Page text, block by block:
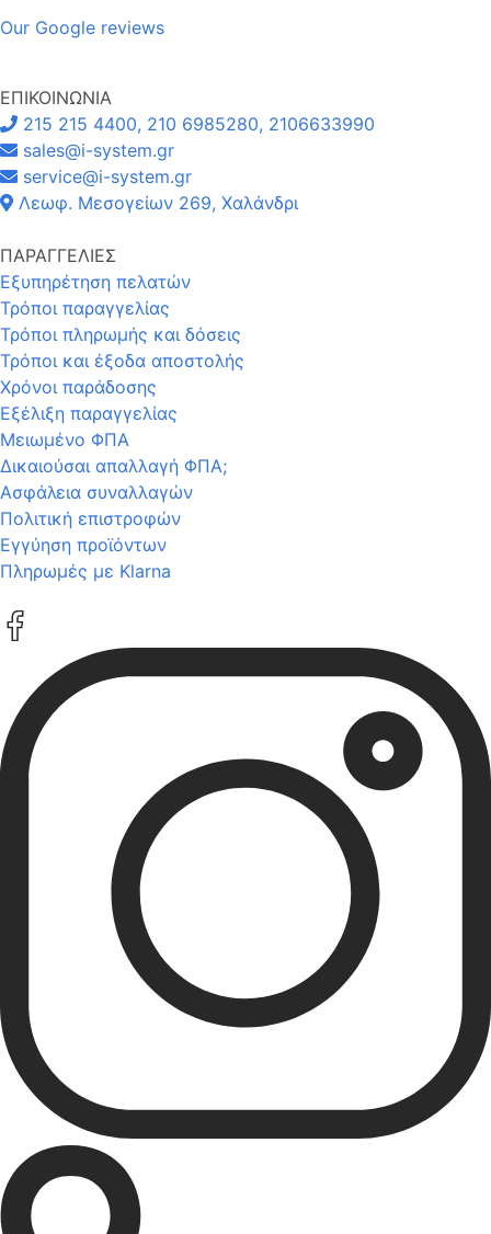
Our Google reviews
ΕΠΙΚΟΙΝΩΝΙΑ
215 215 4400, 210 6985280, 2106633990
sales@i-system.gr
service@i-system.gr
Λεωφ. Μεσογείων 269, Χαλάνδρι
ΠΑΡΑΓΓΕΛΙΕΣ
Εξυπηρέτηση πελατών
Τρόποι παραγγελίας
Τρόποι πληρωμής και δόσεις
Τρόποι και έξοδα αποστολής
Χρόνοι παράδοσης
Εξέλιξη παραγγελίας
Μειωμένο ΦΠΑ
Δικαιούσαι απαλλαγή ΦΠΑ;
Ασφάλεια συναλλαγών
Πολιτική επιστροφών
Εγγύηση προϊόντων
Πληρωμές με Klarna